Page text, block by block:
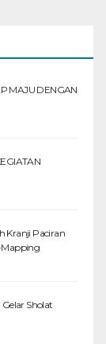
MAJU DENGAN
Kranji Paciran
Mapping
Sholat